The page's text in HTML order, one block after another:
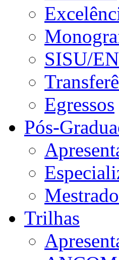
SISU/
Egressos
Pós-
Trilhas